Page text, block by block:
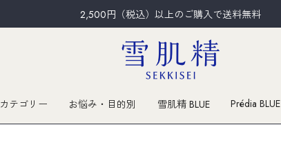
2,500円（税込）以上のご購入で送料無料
カテゴリー お悩み・目的別 雪肌精 BLUE Prédia BLUE